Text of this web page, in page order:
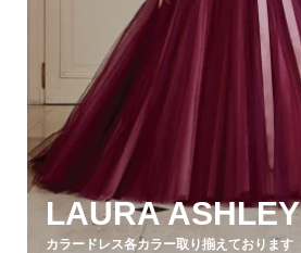
LAURA ASHLEY
カラードレス各カラー取り揃えております